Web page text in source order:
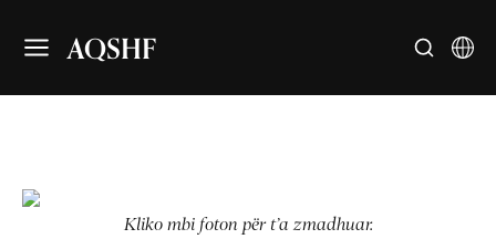
AQSHF
Kliko mbi foton për t’a zmadhuar.